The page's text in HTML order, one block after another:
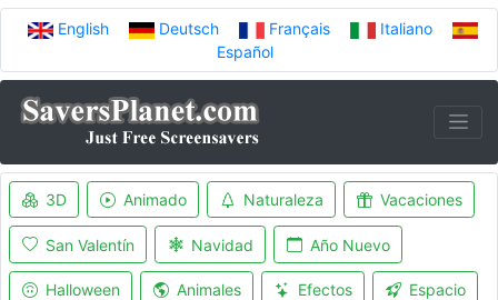
English Deutsch Français
Italiano
Español
3D Animado Naturaleza Vacaciones
San Valentín Navidad Año Nuevo
Halloween Animales Efectos Espacio